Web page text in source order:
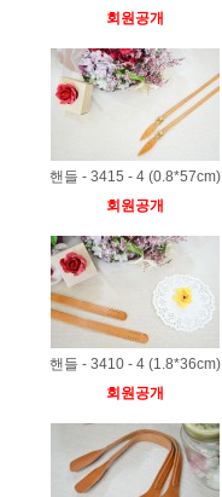
회원공개
핸들 - 3415 - 4 (0.8*57cm)
회원공개
핸들 - 3410 - 4 (1.8*36cm)
회원공개